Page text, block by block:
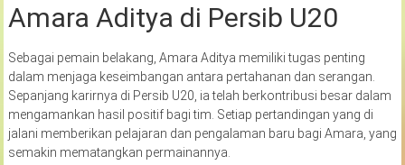
Amara Aditya di Persib U20
Sebagai pemain belakang, Amara Aditya memiliki tugas penting
dalam menjaga keseimbangan antara pertahanan dan serangan.
Sepanjang karirnya di Persib U20, ia telah berkontribusi besar dalam
mengamankan hasil positif bagi tim. Setiap pertandingan yang di
jalani memberikan pelajaran dan pengalaman baru bagi Amara, yang
semakin mematangkan permainannya.